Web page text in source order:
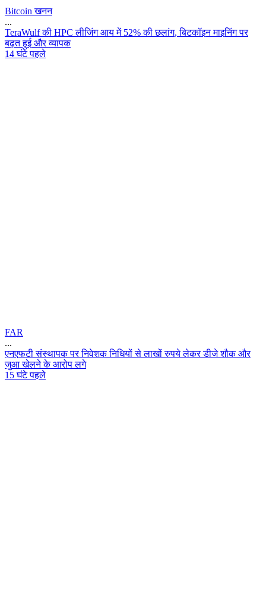
Bitcoin खनन
...
TeraWulf क HPC लजग आय म 52% क छलग, बटकइन मइनग पर
बढत हई और वयपक
14 घंटे पहले
FAR
...
एनएफट ससथपक पर नवशक नधय स लख रपय लकर डज शक और
जआ खलन क आरप लग
15 घंटे पहले